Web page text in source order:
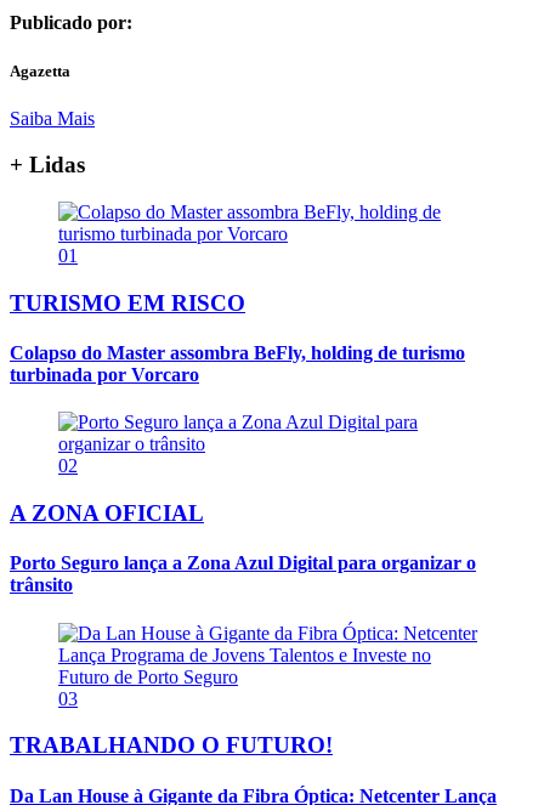
Publicado por:
Agazetta
Saiba Mais
+ Lidas
01
TURISMO EM RISCO
Colapso do Master assombra BeFly, holding de turismo
turbinada por Vorcaro
02
A ZONA OFICIAL
Porto Seguro lança a Zona Azul Digital para organizar o
trânsito
03
TRABALHANDO O FUTURO!
Da Lan House à Gigante da Fibra Óptica: Netcenter Lança